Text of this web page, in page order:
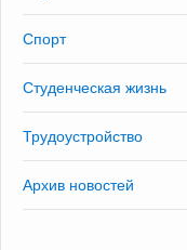
Спорт
Студенческая жизнь
Трудоустройство
Архив новостей